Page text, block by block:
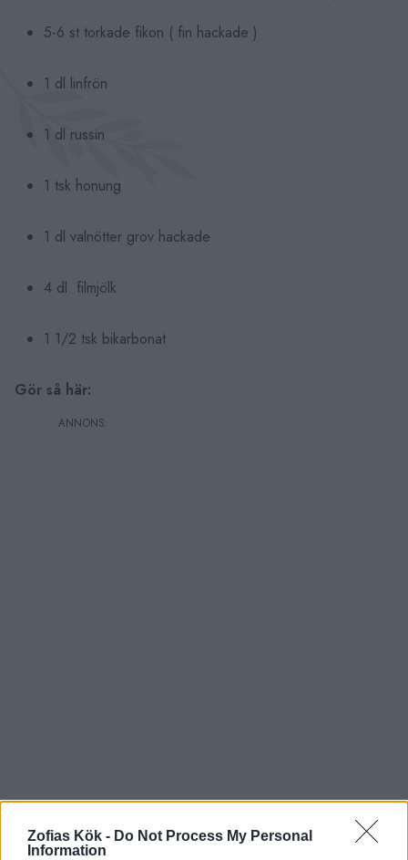
Zofias Kök - Do Not Process My Personal
Information
5-6 st torkade fikon ( fin hackade )
1 dl linfrön
1 dl russin
1 tsk honung
1 dl valnötter grov hackade
4 dl filmjölk
1 1/2 tsk bikarbonat
Gör så här: